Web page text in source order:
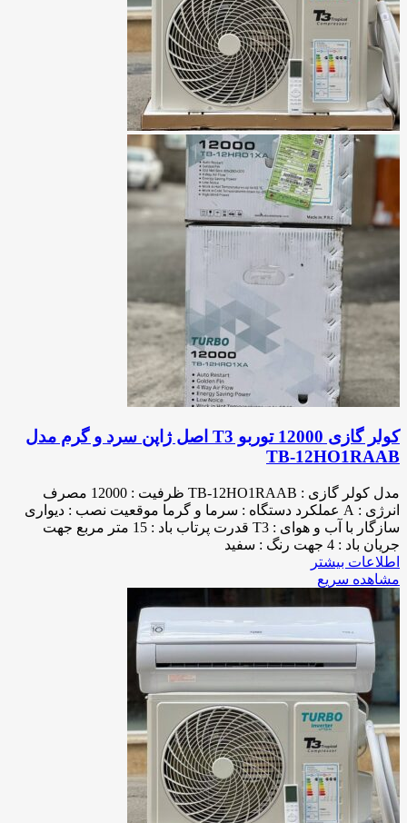
کولر گازی 12000 توربو T3 اصل ژاپن سرد و گرم مدل
TB-12HO1RAAB
مدل کولر گازی : TB-12HO1RAAB ظرفیت : 12000 مصرف
انرژی : A عملکرد دستگاه : سرما و گرما موقعیت نصب : دیواری
سازگار با آب و هوای : T3 قدرت پرتاب باد : 15 متر مربع جهت
جریان باد : 4 جهت رنگ : سفید
اطلاعات بیشتر
مشاهده سریع